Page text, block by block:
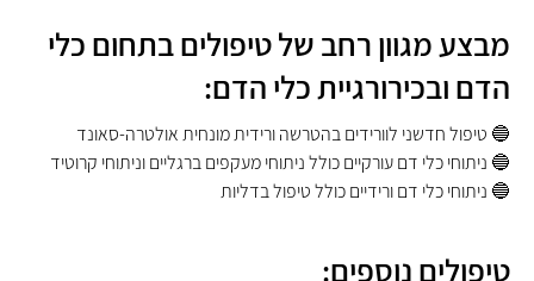
מבצע מגוון רחב של טיפולים בתחום כלי
הדם ובכירורגיית כלי הדם:
🔵 טיפול חדשני לוורידים בהטרשה ורידית מונחית אולטרה-סאונד
🔵 ניתוחי כלי דם עורקיים כולל ניתוחי מעקפים ברגליים וניתוחי קרוטיד
🔵 ניתוחי כלי דם ורידיים כולל טיפול בדליות
טיפולים נוספים: